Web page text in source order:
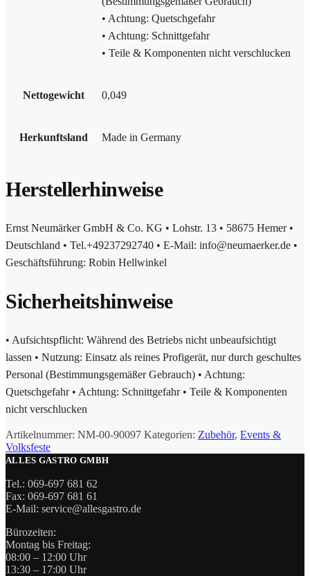
• Achtung: Quetschgefahr
• Achtung: Schnittgefahr
• Teile & Komponenten nicht verschlucken
Nettogewicht 0,049
Herkunftsland Made in Germany
Herstellerhinweise
Ernst Neumärker GmbH & Co. KG • Lohstr. 13 • 58675 Hemer •
Deutschland • Tel.+49237292740 • E-Mail: info@neumaerker.de •
Geschäftsführung: Robin Hellwinkel
Sicherheitshinweise
• Aufsichtspflicht: Während des Betriebs nicht unbeaufsichtigt
lassen • Nutzung: Einsatz als reines Profigerät, nur durch geschultes
Personal (Bestimmungsgemäßer Gebrauch) • Achtung:
Quetschgefahr • Achtung: Schnittgefahr • Teile & Komponenten
nicht verschlucken
Artikelnummer: NM-00-90097 Kategorien: Zubehör, Events &
Volksfeste
ALLES GASTRO GMBH
Tel.: 069-697 681 62
Fax: 069-697 681 61
E-Mail: service@allesgastro.de
Bürozeiten:
Montag bis Freitag:
08:00 – 12:00 Uhr
13:30 – 17:00 Uhr